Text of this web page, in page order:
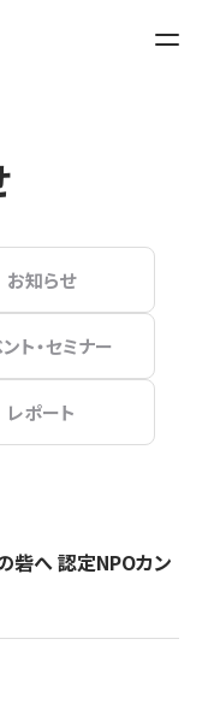
お知らせ
ト・セミナー
レポート
砦へ 認定NPOカン